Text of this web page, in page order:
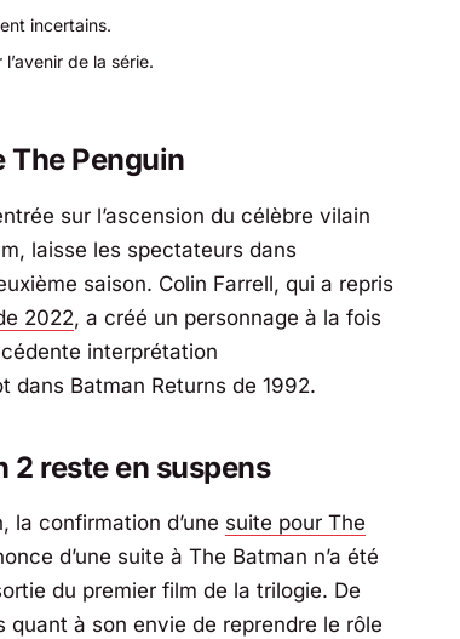
incertains.
de la série.
The Penguin
sur l’ascension du célèbre vilain
laisse les spectateurs dans
saison. Colin Farrell, qui a repris
2022, a créé un personnage à la fois
interprétation
dans Batman Returns de 1992.
2 reste en suspens
la confirmation d’une suite pour The
d’une suite à The Batman n’a été
du premier film de la trilogie. De
quant à son envie de reprendre le rôle